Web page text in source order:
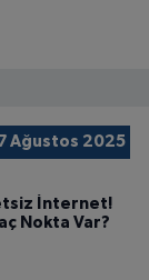
Ağustos 2025
İnternet!
Nokta Var?